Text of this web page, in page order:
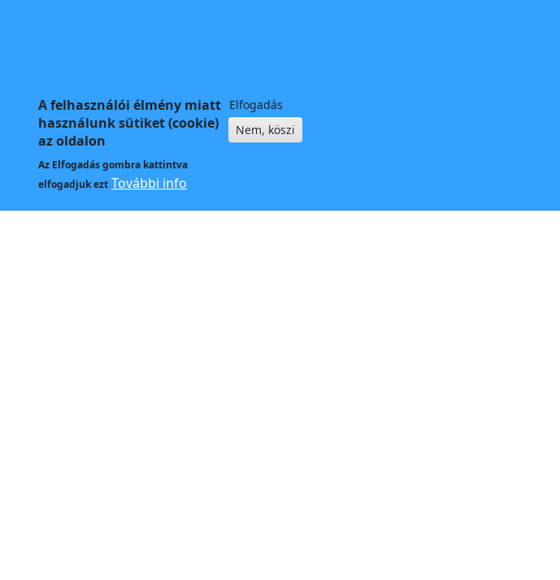
A felhasználói élmény miatt
használunk sütiket (cookie)
az oldalon
Az Elfogadásgombra kattintva
elfogadjuk ezt További info
Elfogadás
Nem, köszi